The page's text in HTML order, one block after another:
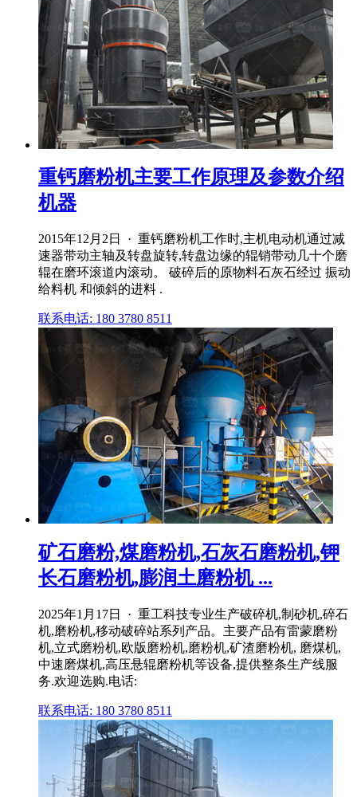
重钙磨粉机主要工作原理及参数介绍
机器
2015年12月2日 · 重钙磨粉机工作时,主机电动机通过减
速器带动主轴及转盘旋转,转盘边缘的辊销带动几十个磨
辊在磨环滚道内滚动。 破碎后的原物料石灰石经过 振动
给料机 和倾斜的进料 .
联系电话: 180 3780 8511
矿石磨粉,煤磨粉机,石灰石磨粉机,钾
长石磨粉机,膨润土磨粉机 ...
2025年1月17日 · 重工科技专业生产破碎机,制砂机,碎石
机,磨粉机,移动破碎站系列产品。主要产品有雷蒙磨粉
机,立式磨粉机,欧版磨粉机,磨粉机,矿渣磨粉机, 磨煤机,
中速磨煤机,高压悬辊磨粉机等设备,提供整条生产线服
务.欢迎选购.电话:
联系电话: 180 3780 8511